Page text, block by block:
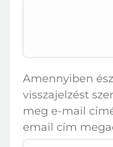
Amennyiben
visszajelzést
meg e-mail
email cím